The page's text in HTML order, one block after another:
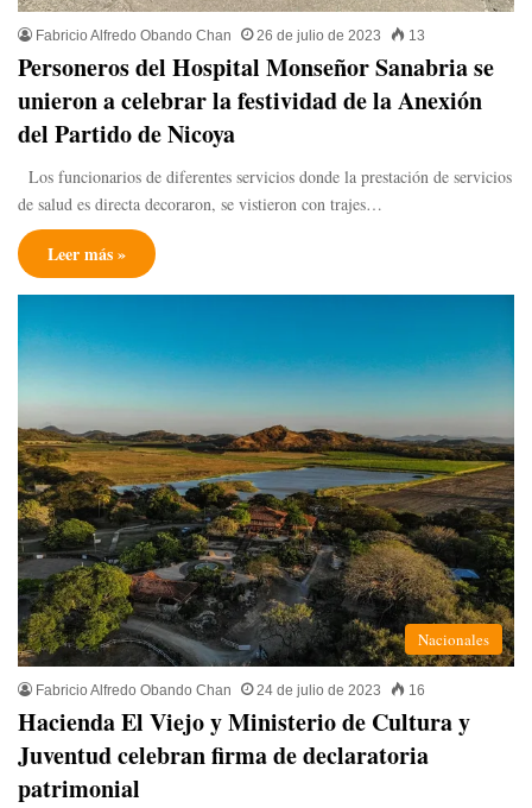
Fabricio Alfredo Obando Chan 26 de julio de 2023 13
Personeros del Hospital Monseñor Sanabria se
unieron a celebrar la festividad de la Anexión
del Partido de Nicoya
Los funcionarios de diferentes servicios donde la prestación de servicios
de salud es directa decoraron, se vistieron con trajes…
Leer más »
Nacionales
Fabricio Alfredo Obando Chan 24 de julio de 2023 16
Hacienda El Viejo y Ministerio de Cultura y
Juventud celebran firma de declaratoria
patrimonial